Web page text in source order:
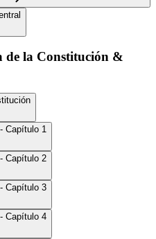
la Constitución &
Capítulo 1
Capítulo 2
Capítulo 3
Capítulo 4